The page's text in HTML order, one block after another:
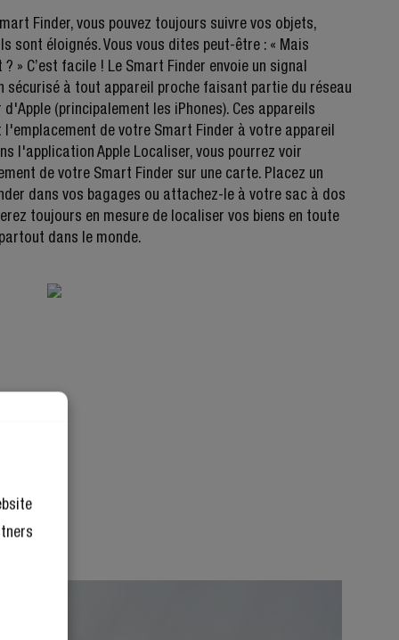
Finder, vous pouvez toujours suivre vos objets,
sont éloignés. Vous vous dites peut-être : « Mais
» C’est facile ! Le Smart Finder envoie un signal
sécurisé à tout appareil proche faisant partie du réseau
(principalement les iPhones). Ces appareils
l'emplacement de votre Smart Finder à votre appareil
l'application Apple Localiser, vous pourrez voir
de votre Smart Finder sur une carte. Placez un
dans vos bagages ou attachez-le à votre sac à dos
toujours en mesure de localiser vos biens en toute
dans le monde.